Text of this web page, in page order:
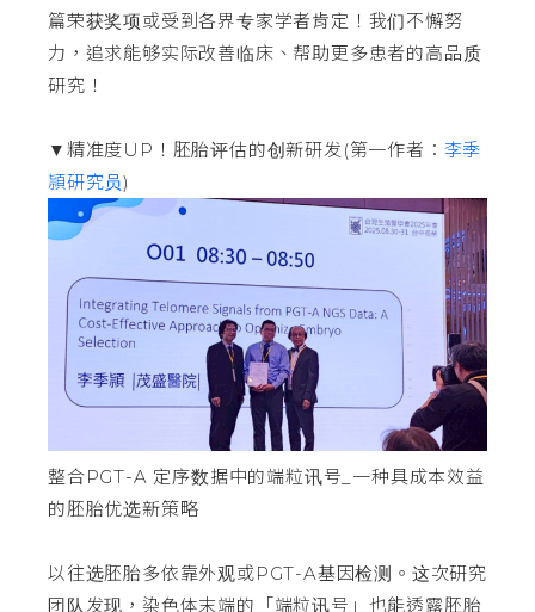
篇荣获奖项或受到各界专家学者肯定！我们不懈努
力，追求能够实际改善临床、帮助更多患者的高品质
研究！
▼精准度UP！胚胎评估的创新研发(第一作者： 李季
頴研究员)
整合PGT-A 定序数据中的端粒讯号_一种具成本效益
的胚胎优选新策略
以往选胚胎多依靠外观或PGT-A基因检测。这次研究
团队发现，染色体末端的「端粒讯号」也能透露胚胎